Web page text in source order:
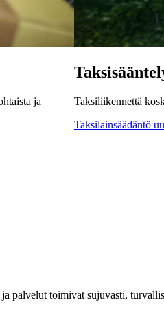
ja
Taksiliikennettä
Taksilainsäädäntö
palvelut toimivat sujuvasti,